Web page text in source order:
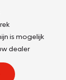
is mogelijk
dealer